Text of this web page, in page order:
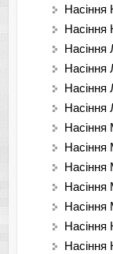
Насіння
Насіння
Насіння
Насіння
Насіння
Насіння
Насіння
Насіння
Насіння
Насіння
Насіння
Насіння